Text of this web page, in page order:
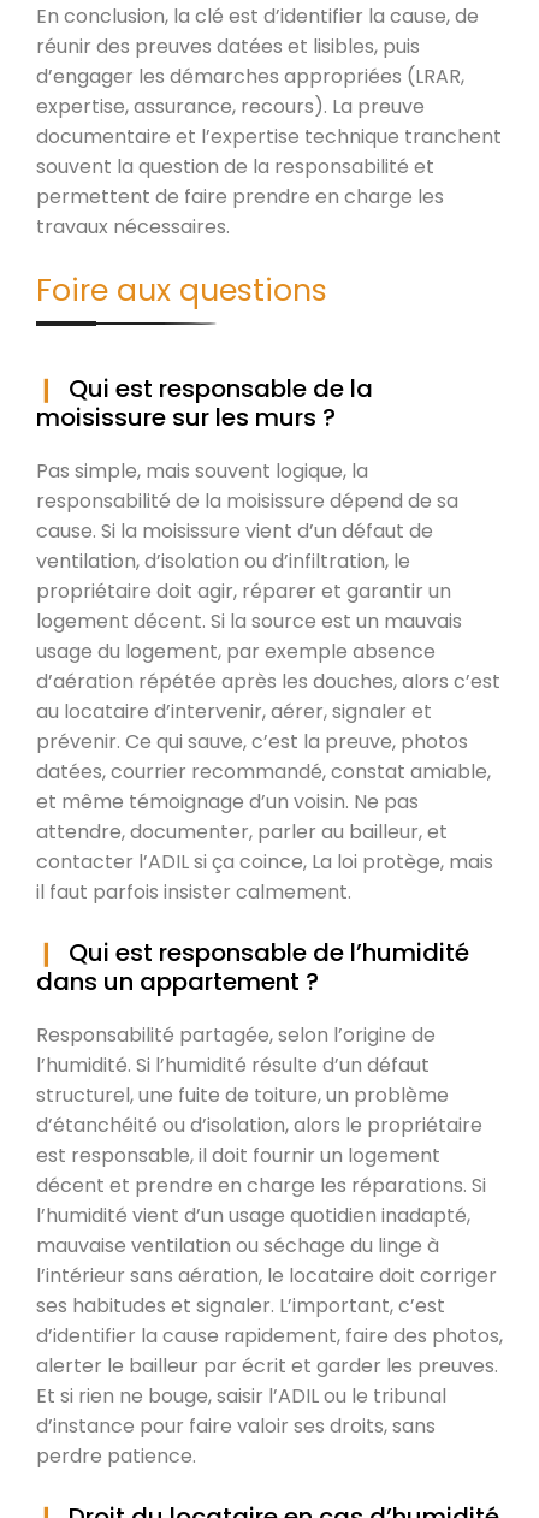
En conclusion, la clé est d’identifier la cause, de
réunir des preuves datées et lisibles, puis
d’engager les démarches appropriées (LRAR,
expertise, assurance, recours). La preuve
documentaire et l’expertise technique tranchent
souvent la question de la responsabilité et
permettent de faire prendre en charge les
travaux nécessaires.
Foire aux questions
Qui est responsable de la
moisissure sur les murs ?
Pas simple, mais souvent logique, la
responsabilité de la moisissure dépend de sa
cause. Si la moisissure vient d’un défaut de
ventilation, d’isolation ou d’infiltration, le
propriétaire doit agir, réparer et garantir un
logement décent. Si la source est un mauvais
usage du logement, par exemple absence
d’aération répétée après les douches, alors c’est
au locataire d’intervenir, aérer, signaler et
prévenir. Ce qui sauve, c’est la preuve, photos
datées, courrier recommandé, constat amiable,
et même témoignage d’un voisin. Ne pas
attendre, documenter, parler au bailleur, et
contacter l’ADIL si ça coince, La loi protège, mais
il faut parfois insister calmement.
Qui est responsable de l’humidité
dans un appartement ?
Responsabilité partagée, selon l’origine de
l’humidité. Si l’humidité résulte d’un défaut
structurel, une fuite de toiture, un problème
d’étanchéité ou d’isolation, alors le propriétaire
est responsable, il doit fournir un logement
décent et prendre en charge les réparations. Si
l’humidité vient d’un usage quotidien inadapté,
mauvaise ventilation ou séchage du linge à
l’intérieur sans aération, le locataire doit corriger
ses habitudes et signaler. L’important, c’est
d’identifier la cause rapidement, faire des photos,
alerter le bailleur par écrit et garder les preuves.
Et si rien ne bouge, saisir l’ADIL ou le tribunal
d’instance pour faire valoir ses droits, sans
perdre patience.